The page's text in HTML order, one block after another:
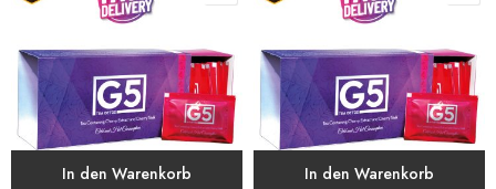
In den Warenkorb In den Warenkorb